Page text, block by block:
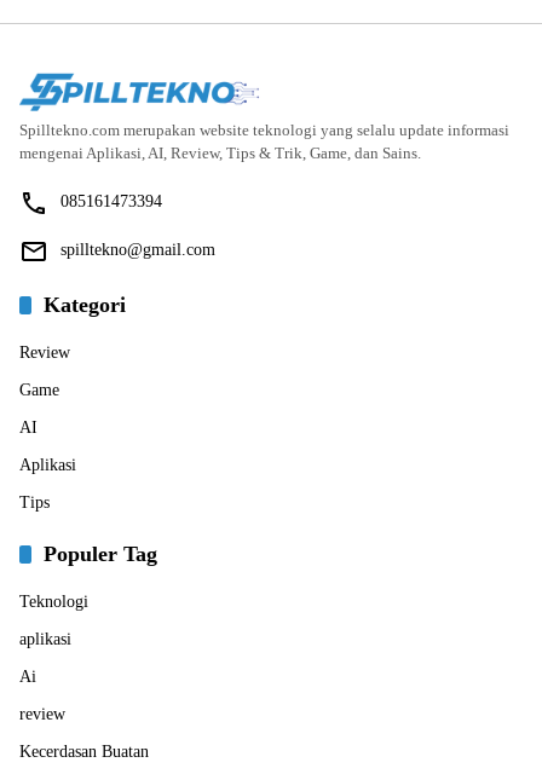
Spilltekno.com merupakan website teknologi yang selalu update informasi
mengenai Aplikasi, AI, Review, Tips & Trik, Game, dan Sains.
085161473394
spilltekno@gmail.com
Kategori
Review
Game
AI
Aplikasi
Tips
Populer Tag
Teknologi
aplikasi
Ai
review
Kecerdasan Buatan